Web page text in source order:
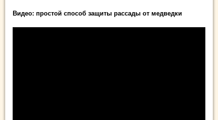
Видео: простой способ защиты рассады от медведки